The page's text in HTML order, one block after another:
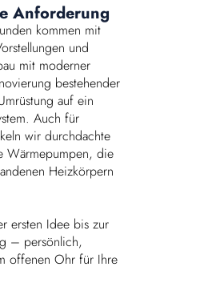
Anforderung
kommen mit
und
mit moderner
bestehender
auf ein
Auch für
wir durchdachte
Wärmepumpen, die
Heizkörpern
ersten Idee bis zur
– persönlich,
offenen Ohr für Ihre